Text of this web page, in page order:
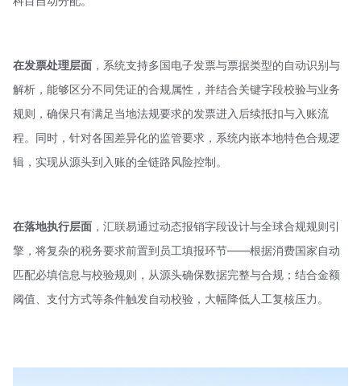
在发票处理层面 ，系统支持多国电子发票与票据类型的自动识别与
解析，能够区分不同凭证的合规属性，并结合关键字段校验与业务
规则，确保只有满足当地法规要求的发票进入后续抵扣与入账流
程。同时，针对各国差异化的监管要求，系统内嵌本地特色合规逻
辑，实现从源头到入账的全链路风险控制。
在落地执行层面 ，汇联易通过动态报销字段设计与全球合规规则引
擎，将复杂的税务要求前置到员工填报环节——根据消费国家自动
匹配必填信息与校验规则，从源头确保数据完整与合规；结合金额
阈值、支付方式等条件触发自动校验，大幅降低人工复核压力。